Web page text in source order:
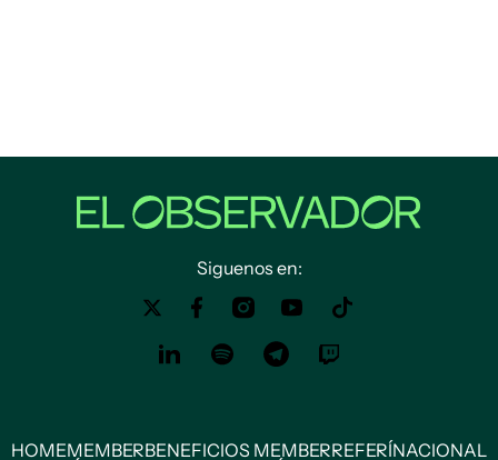
Siguenos en:
HOMEMEMBERBENEFICIOS MEMBERREFERÍNACIONAL